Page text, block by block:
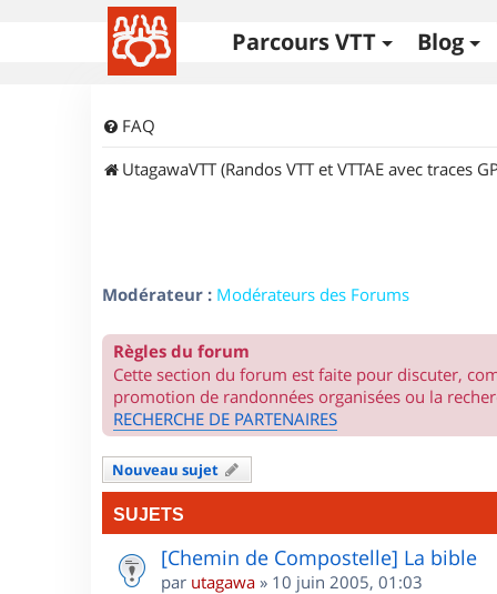
Parcours VTT Blog
FAQ
UtagawaVTT (Randos VTT et VTTAE avec traces
Modérateur : Modérateurs des Forums
Règles du forum
Cette section du forum est faite pour discuter,
promotion de randonnées organisées ou la
RECHERCHE DE PARTENAIRES
Nouveau sujet
SUJETS
[Chemin de Compostelle] La bible
par utagawa » 10 juin 2005, 01:03